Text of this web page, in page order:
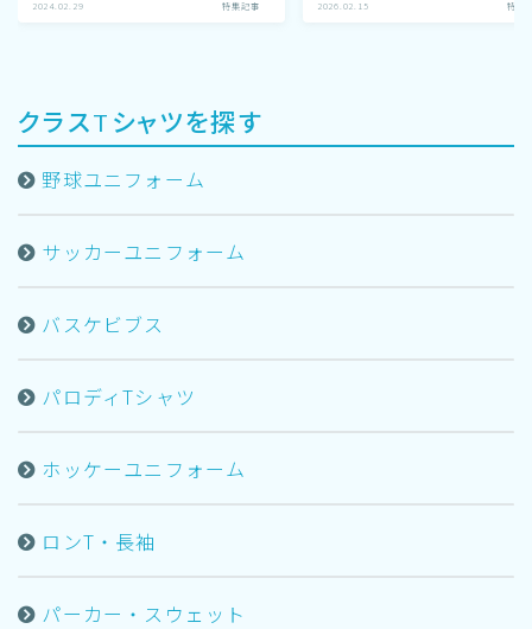
2024.02.29 特集記事 2026.02.15 特集
クラスTシャツを探す
野球ユニフォーム
サッカーユニフォーム
バスケビブス
パロディTシャツ
ホッケーユニフォーム
ロンT・長袖
パーカー・スウェット